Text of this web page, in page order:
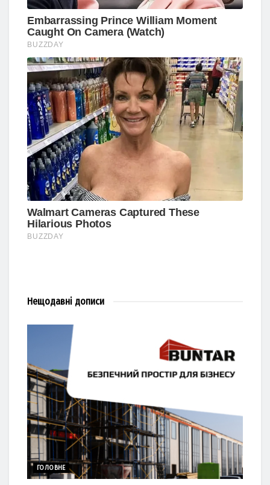
Нещодавні дописи
ГОЛОВНЕ